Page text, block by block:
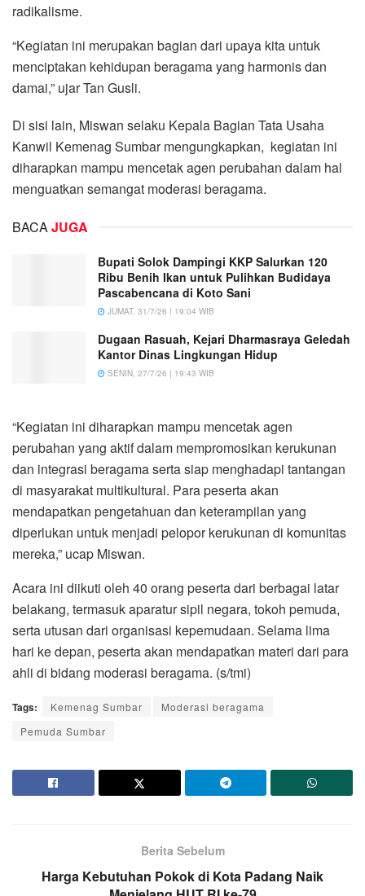
radikalisme.
“Kegiatan ini merupakan bagian dari upaya kita untuk
menciptakan kehidupan beragama yang harmonis dan
damai,” ujar Tan Gusli.
Di sisi lain, Miswan selaku Kepala Bagian Tata Usaha
Kanwil Kemenag Sumbar mengungkapkan, kegiatan ini
diharapkan mampu mencetak agen perubahan dalam hal
menguatkan semangat moderasi beragama.
BACAJUGA
Bupati Solok Dampingi KKP Salurkan 120
Ribu Benih Ikan untuk Pulihkan Budidaya
Pascabencana di Koto Sani
JUMAT, 31/7/26 | 19:04 WIB
Dugaan Rasuah, Kejari Dharmasraya Geledah
Kantor Dinas Lingkungan Hidup
SENIN, 27/7/26 | 19:43 WIB
“Kegiatan ini diharapkan mampu mencetak agen
perubahan yang aktif dalam mempromosikan kerukunan
dan integrasi beragama serta siap menghadapi tantangan
di masyarakat multikultural. Para peserta akan
mendapatkan pengetahuan dan keterampilan yang
diperlukan untuk menjadi pelopor kerukunan di komunitas
mereka,” ucap Miswan.
Acara ini diikuti oleh 40 orang peserta dari berbagai latar
belakang, termasuk aparatur sipil negara, tokoh pemuda,
serta utusan dari organisasi kepemudaan. Selama lima
hari ke depan, peserta akan mendapatkan materi dari para
ahli di bidang moderasi beragama. (s/tmi)
Tags: Kemenag Sumbar
Moderasi beragama
Pemuda Sumbar
Berita Sebelum
Harga Kebutuhan Pokok di Kota Padang Naik